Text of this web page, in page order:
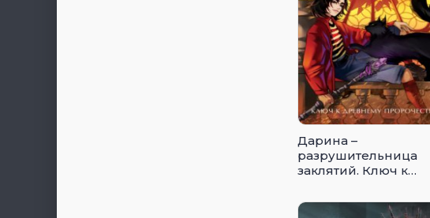
Дарина –
разрушительница
заклятий. Ключ к
пророчеству